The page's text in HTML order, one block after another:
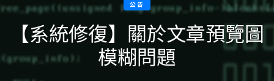
公告
【系統修復】關於文章預覽圖
模糊問題